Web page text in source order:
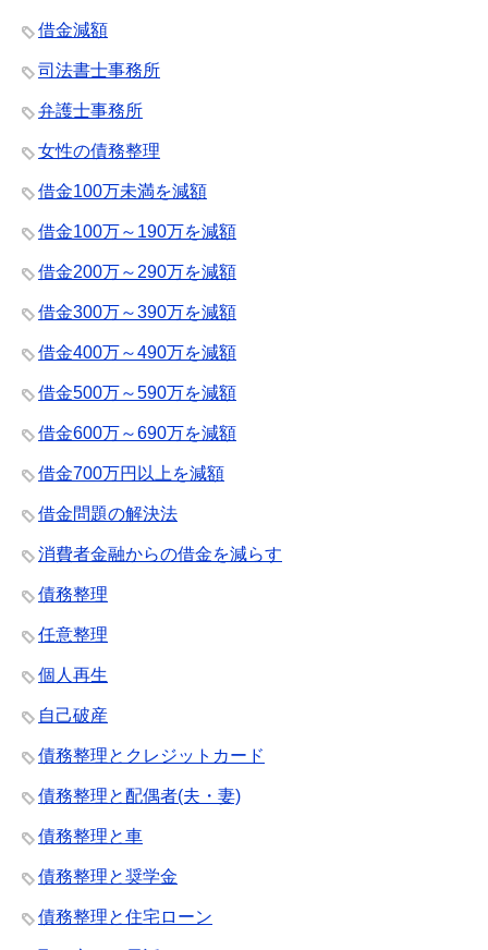
借金減額
司法書士事務所
弁護士事務所
女性の債務整理
借金100万未満を減額
借金100万～190万を減額
借金200万～290万を減額
借金300万～390万を減額
借金400万～490万を減額
借金500万～590万を減額
借金600万～690万を減額
借金700万円以上を減額
借金問題の解決法
消費者金融からの借金を減らす
債務整理
任意整理
個人再生
自己破産
債務整理とクレジットカード
債務整理と配偶者(夫・妻)
債務整理と車
債務整理と奨学金
債務整理と住宅ローン